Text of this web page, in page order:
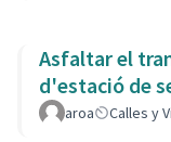
Asfaltar el
d'estació de
aroa Calles y